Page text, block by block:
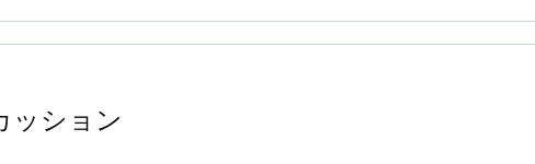
ッション